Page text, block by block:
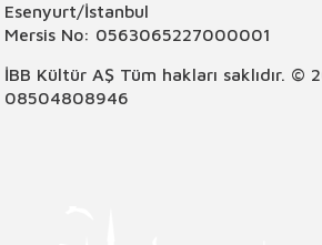
Esenyurt/İstanbul
Mersis No: 0563065227000001
İBB Kültür AŞ Tüm hakları saklıdır. ©
08504808946